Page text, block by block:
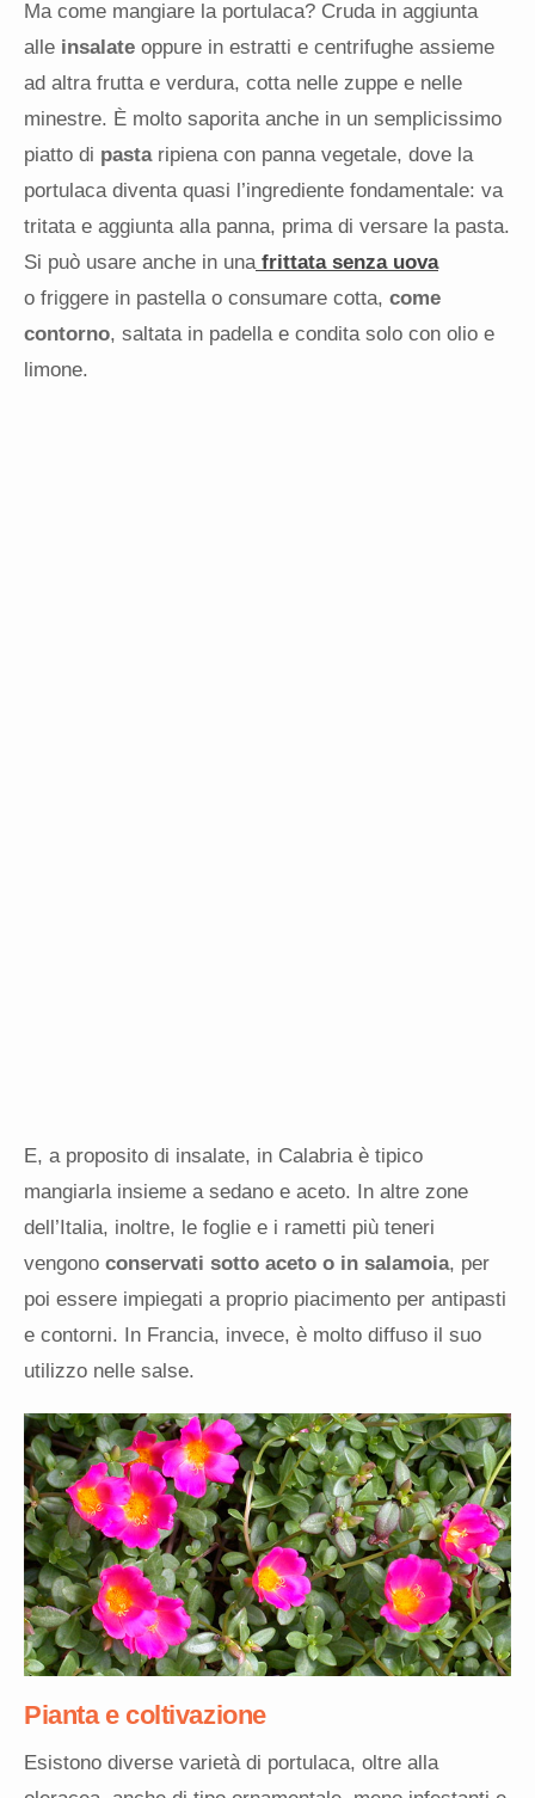
Ma come mangiare la portulaca? Cruda in aggiunta
alle insalate oppure in estratti e centrifughe assieme
ad altra frutta e verdura, cotta nelle zuppe e nelle
minestre. È molto saporita anche in un semplicissimo
piatto di pastaripiena con panna vegetale, dove la
portulaca diventa quasi l’ingrediente fondamentale: va
tritata e aggiunta alla panna, prima di versare la pasta.
Si può usare anche in unafrittata senza uova
o friggere in pastella o consumare cotta, come
contorno, saltata in padella e condita solo con olio e
limone.
E, a proposito di insalate, in Calabria è tipico
mangiarla insieme a sedano e aceto. In altre zone
dell’Italia, inoltre, le foglie e i rametti più teneri
vengono conservati sotto aceto o in salamoia, per
poi essere impiegati a proprio piacimento per antipasti
e contorni. In Francia, invece, è molto diffuso il suo
utilizzo nelle salse.
Pianta e coltivazione
Esistono diverse varietà di portulaca, oltre alla